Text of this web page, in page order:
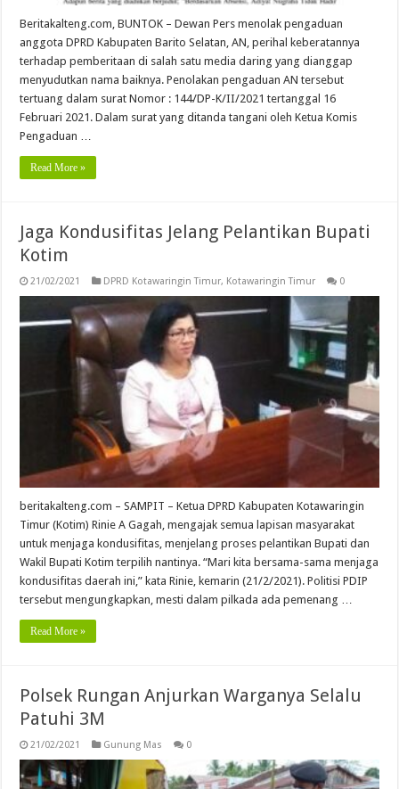
Beritakalteng.com, BUNTOK – Dewan Pers menolak pengaduan
anggota DPRD Kabupaten Barito Selatan, AN, perihal keberatannya
terhadap pemberitaan di salah satu media daring yang dianggap
menyudutkan nama baiknya. Penolakan pengaduan AN tersebut
tertuang dalam surat Nomor : 144/DP-K/II/2021 tertanggal 16
Februari 2021. Dalam surat yang ditanda tangani oleh Ketua Komis
Pengaduan …
Read More »
Jaga Kondusifitas Jelang Pelantikan Bupati
Kotim
21/02/2021 DPRD Kotawaringin Timur, Kotawaringin Timur 0
beritakalteng.com – SAMPIT – Ketua DPRD Kabupaten Kotawaringin
Timur (Kotim) Rinie A Gagah, mengajak semua lapisan masyarakat
untuk menjaga kondusifitas, menjelang proses pelantikan Bupati dan
Wakil Bupati Kotim terpilih nantinya. “Mari kita bersama-sama menjaga
kondusifitas daerah ini,” kata Rinie, kemarin (21/2/2021). Politisi PDIP
tersebut mengungkapkan, mesti dalam pilkada ada pemenang …
Read More »
Polsek Rungan Anjurkan Warganya Selalu
Patuhi 3M
21/02/2021 Gunung Mas 0